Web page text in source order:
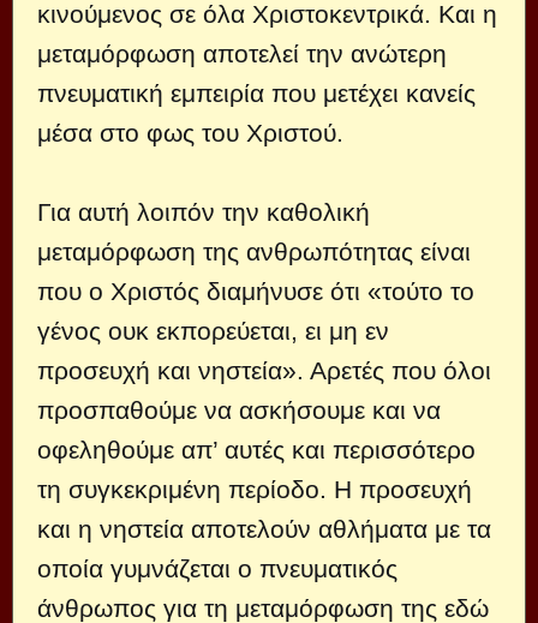
κινούμενος σε όλα Χριστοκεντρικά. Και η
μεταμόρφωση αποτελεί την ανώτερη
πνευματική εμπειρία που μετέχει κανείς
μέσα στο φως του Χριστού.
Για αυτή λοιπόν την καθολική
μεταμόρφωση της ανθρωπότητας είναι
που ο Χριστός διαμήνυσε ότι «τούτο το
γένος ουκ εκπορεύεται, ει μη εν
προσευχή και νηστεία». Αρετές που όλοι
προσπαθούμε να ασκήσουμε και να
οφεληθούμε απ’ αυτές και περισσότερο
τη συγκεκριμένη περίοδο. Η προσευχή
και η νηστεία αποτελούν αθλήματα με τα
οποία γυμνάζεται ο πνευματικός
άνθρωπος για τη μεταμόρφωση της εδώ